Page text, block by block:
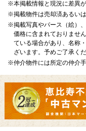
※本掲載情報と現況に差異
※掲載物件は売却済あるい
※掲載写真やパース（絵）
価格に含まれておりませ
ている場合があり、名称
ざいます。予めご了承くだ
※仲介物件には所定の仲介